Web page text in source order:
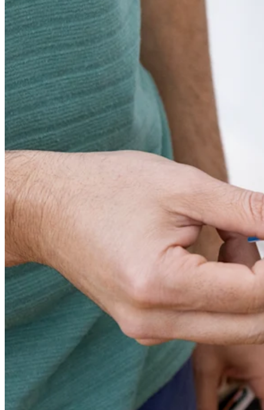
詳しく見る
APIと​開発者向けリソース
アプリのインテグレーション
カートに商品はありません
周辺機器を購入
カートを見る
ご注文履歴